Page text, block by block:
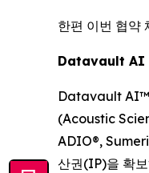
한편 이번 협약
Datavault AI
Datavault AI™
(Acoustic
ADIO®,
산권(IP)을 확